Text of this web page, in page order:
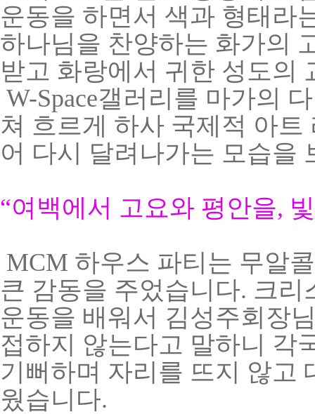
운동을 하면서 색과 형태라
하나님을 찬양하는 화가의
받고 화랑에서 귀한 성도의
W-Space갤러리 를 마가의
쳐 흐르게 하사 국제적 아
어 다시 달려나가는 모습을
“여백에서 고요와 평안을,
MCM 하우스 파티는 무알
큰 감동을 주었습니다. 크
운동을 배워서 김성주회장
접하지 않는다고 말하니 각
기뻐하며 자리를 뜨지 않고
웠습니다.